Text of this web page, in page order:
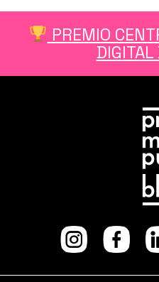
PREMIO
DIGITAL